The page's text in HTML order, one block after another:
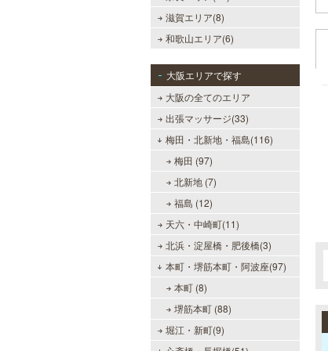
滋賀エリア(8)
和歌山エリア(6)
大阪エリアで探す
大阪の全てのエリア
出張マッサージ(33)
梅田・北新地・福島(116)
梅田 (97)
北新地 (7)
福島 (12)
天六・中崎町(11)
北浜・淀屋橋・肥後橋(3)
本町・堺筋本町・阿波座(97)
本町 (8)
堺筋本町 (88)
堀江・新町(9)